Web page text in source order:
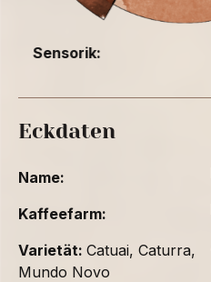
Sensorik:
Eckdaten
Name:
Kaffeefarm:
Varietät: Catuai, Caturra,
Mundo Novo